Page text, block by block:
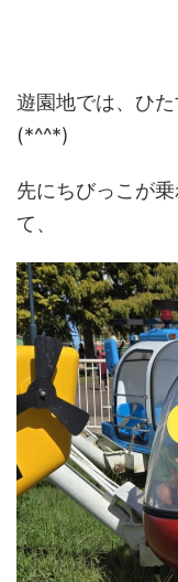
遊園地では、ひ
(*^^*)
先にちびっこが
て、